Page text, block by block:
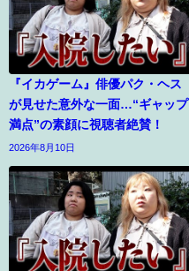
『イカゲーム』俳優パク・ヘス
が見せた意外な一面…“ギャップ
満点”の素顔に視聴者絶賛！
2026年8月10日